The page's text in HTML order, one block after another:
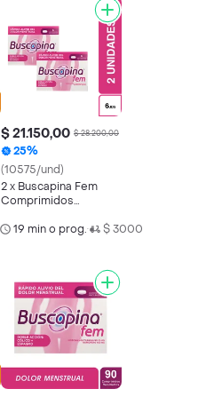
$ 21.150,00 $ 28.200,00
25%
(10575/und)
2 x Buscapina Fem
Comprimidos
19 min o prog.• $ 3000